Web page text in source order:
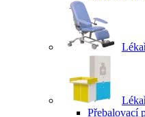
Přebalovací